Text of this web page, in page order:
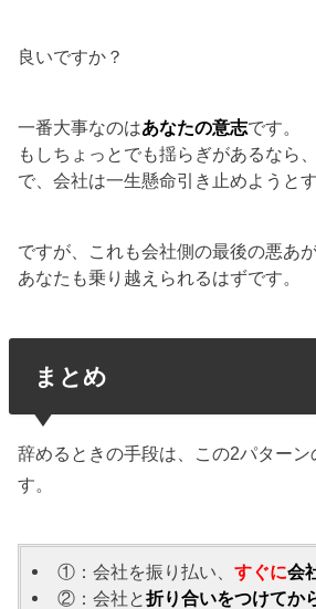
良いですか？
一番大事なのはあなたの意志です。
もしちょっとでも揺らぎがあるなら
で、会社は一生懸命引き止めようと
ですが、これも会社側の最後の悪あ
あなたも乗り越えられるはずです。
まとめ
辞めるときの手段は、この2パターン
す。
①：会社を振り払い、 すぐに会
②：会社と折り合いをつけてか